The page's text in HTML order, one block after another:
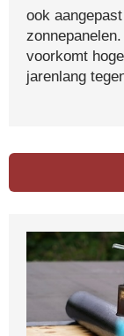
ook
voorkomt
jarenlang